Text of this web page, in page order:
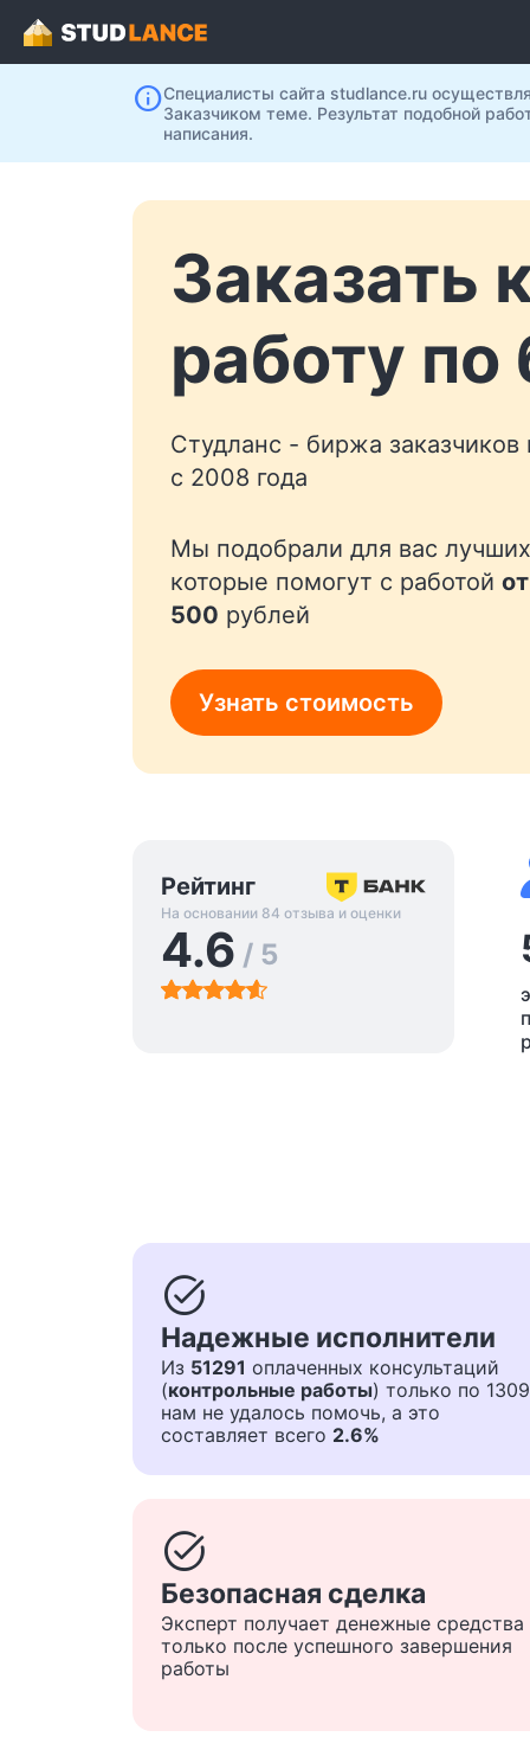
infoСпециалисты сайта studlance.ru
Заказчиком теме. Результат подобной
написания.
Заказать
работу
Студланс - биржа заказчиков
с 2008 года
Мы подобрали для вас
которые помогут с работой
500 рублей
Узнать стоимость
Рейтинг
На основании 84 отзыва и оценки
4.6 / 5
task_alt
Надежные исполнители
Из 51291 оплаченных консультаций
(контрольные работы) только по 1309
нам не удалось помочь, а это
составляет всего 2.6%
task_alt
Безопасная сделка
Эксперт получает денежные средства
только после успешного завершения
работы